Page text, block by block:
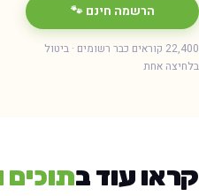
הרשמה חינם 🐾
22,400 קוראים כבר רשומים · ביטול
אחת
עוד בתוכים